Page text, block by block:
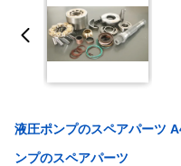
液圧ポンプのスペアパーツ
ンプのスペアパーツ